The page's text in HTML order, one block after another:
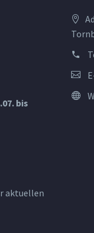
bis
aktuellen